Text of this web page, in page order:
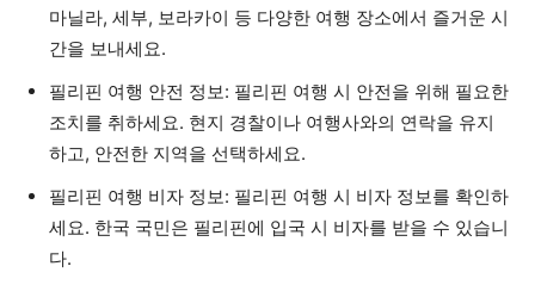
마닐라, 세부, 보라카이 등 다양한 여행 장소에서 즐거운 시
간을 보내세요.
필리핀 여행 안전 정보: 필리핀 여행 시 안전을 위해 필요한
조치를 취하세요. 현지 경찰이나 여행사와의 연락을 유지
하고, 안전한 지역을 선택하세요.
필리핀 여행 비자 정보: 필리핀 여행 시 비자 정보를 확인하
세요. 한국 국민은 필리핀에 입국 시 비자를 받을 수 있습니
다.